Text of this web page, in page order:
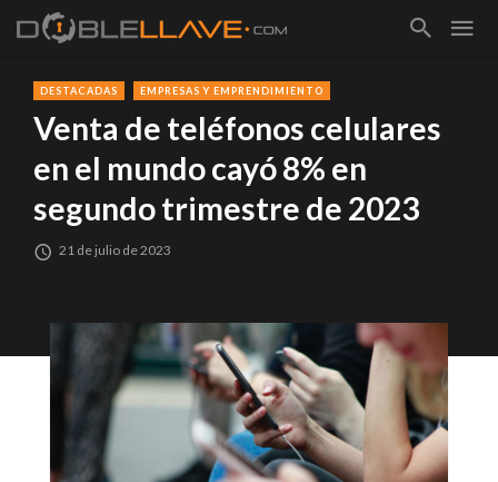
DESTACADAS EMPRESAS Y EMPRENDIMIENTO
Venta de teléfonos celulares
en el mundo cayó 8% en
segundo trimestre de 2023
21 de julio de 2023